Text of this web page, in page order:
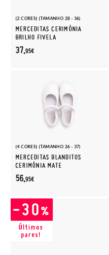
(2 CORES) (TAMANHO 28 - 36)
MERCEDITAS CERIMÓNIA
BRILHO FIVELA
37,95€
(4 CORES) (TAMANHO 26 - 37)
MERCEDITAS BLANDITOS
CERIMÓNIA MATE
56,95€